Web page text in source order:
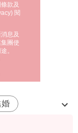
款及
) 閱
息及
團使
。